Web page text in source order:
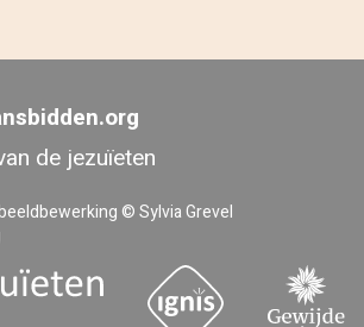
de jezuïeten
© Sylvia Grevel